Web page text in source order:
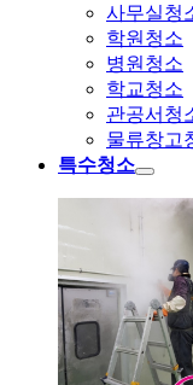
사무실청
학원청소
병원청소
학교청소
관공서청
물류창고
특수청소